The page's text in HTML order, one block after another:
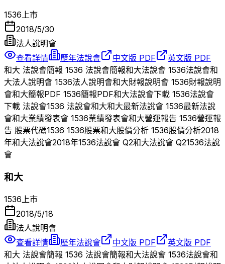
1536上市
2018/5/30
法人說明會
查看詳情
歷年法說會 中文版 PDF
英文版 PDF
和大 法說會簡報 1536 法說會簡報和大法說會 1536法說會和
大法人說明會 1536法人說明會和大財報說明會 1536財報說明
會和大簡報PDF 1536簡報PDF和大法說會下載 1536法說會
下載 法說會1536 法說會和大和大最新法說會 1536最新法說
會和大業績發表會 1536業績發表會和大營運報告 1536營運報
告 股票代碼1536 1536股票和大股價分析 1536股價分析2018
年和大法說會2018年1536法說會 Q2和大法說會 Q21536法說
會
和大
1536 上市
2018/5/18
法人說明會
查看詳情
歷年法說會 中文版 PDF
英文版 PDF
和大 法說會簡報 1536 法說會簡報和大法說會 1536法說會和